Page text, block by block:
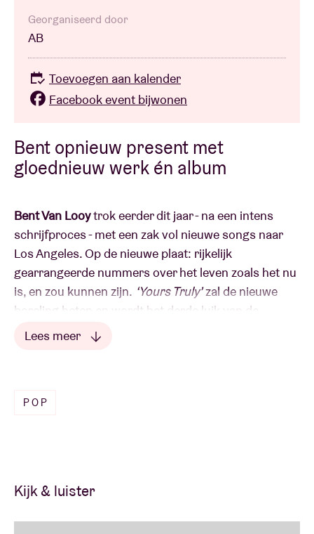
Contact
Bent opnieuw present met
gloednieuw werk én album
Bent Van Looytrok eerder dit jaar - na een intens
schrijfproces - met een zak vol nieuwe songs naar
Los Angeles. Op de nieuwe plaat: rijkelijk
gearrangeerde nummers over het leven zoals het nu
is, en zou kunnen zijn. ‘Yours Truly’zal de nieuwe
boreling heten en wordt het derde luik van de
solotriptiek die Bent met producer en muzikale
Lees meer
POP
Kijk & luister
Georganiseerd door
AB
Toevoegen aan kalender
Facebook event bijwonen